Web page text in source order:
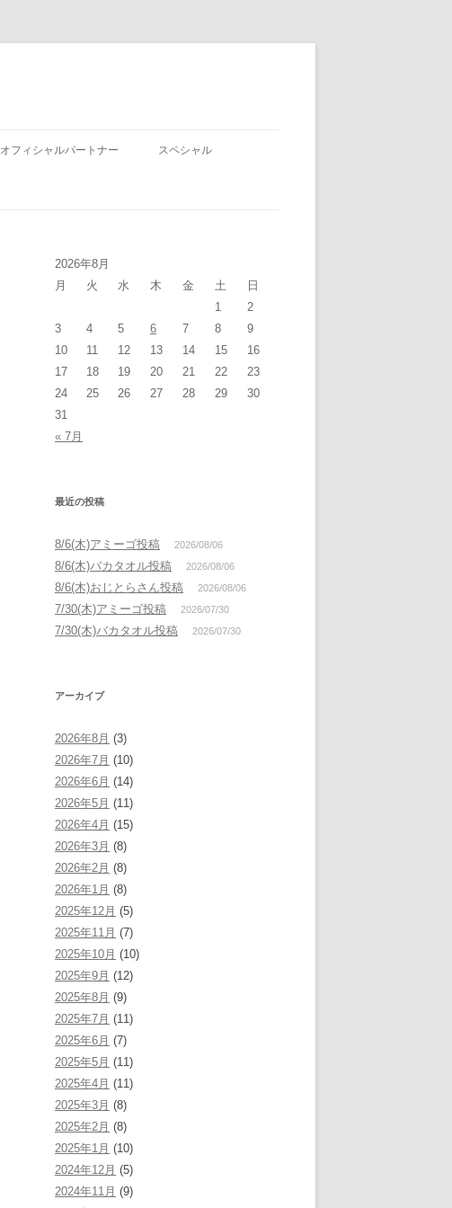
オフィシャルパートナー スペシャル
2026年8月
月
火 水 木 金 土
日
1
2
3
4 5 6 7 8
9
10
11 12 13 14 15
16
17
18 19 20 21 22
23
24
25 26 27 28 29
30
31
« 7月
最近の投稿
8/6(木)アミーゴ投稿 2026/08/06
8/6(木)バカタオル投稿 2026/08/06
8/6(木)おじとらさん投稿 2026/08/06
7/30(木)アミーゴ投稿 2026/07/30
7/30(木)バカタオル投稿 2026/07/30
アーカイブ
2026年8月 (3)
2026年7月 (10)
2026年6月 (14)
2026年5月 (11)
2026年4月 (15)
2026年3月 (8)
2026年2月 (8)
2026年1月 (8)
2025年12月 (5)
2025年11月 (7)
2025年10月 (10)
2025年9月 (12)
2025年8月 (9)
2025年7月 (11)
2025年6月 (7)
2025年5月 (11)
2025年4月 (11)
2025年3月 (8)
2025年2月 (8)
2025年1月 (10)
2024年12月 (5)
2024年11月 (9)